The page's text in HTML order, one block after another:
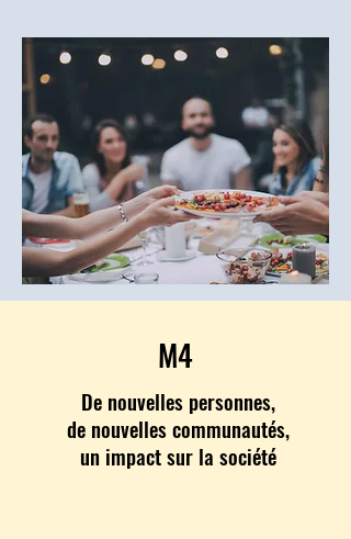
M4
De nouvelles personnes,
de nouvelles communautés,
un impact sur la société